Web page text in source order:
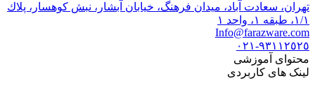
تهران، سعادت آباد، ميدان فرهنگ، خيابان آبشار، نبش كوهسار، پلاك
١/١، طبقه ١، واحد ١
Info@farazware.com
٩٣١١٢٥٢٥-٠٢١
محتوای آموزشی
لینک های کاربردی